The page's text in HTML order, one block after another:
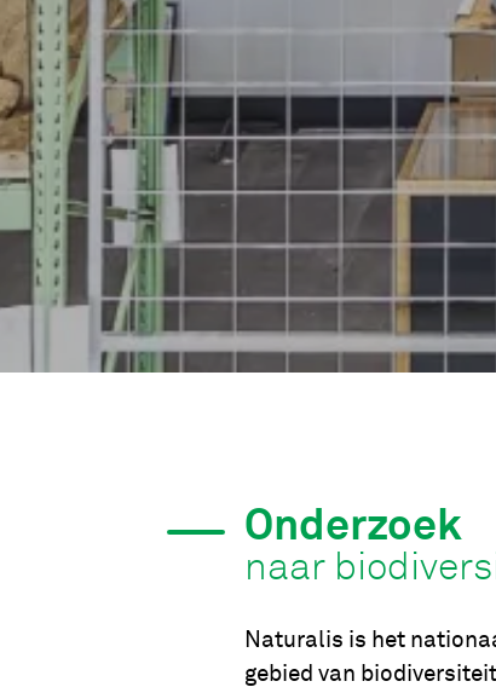
Onderzoek
naar
Naturalis is het
gebied van